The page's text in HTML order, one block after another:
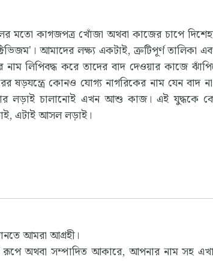
মতো কাগজপত্র খোঁজা অথবা কাজের চাপে
আমাদের লক্ষ্য একটাই, ত্রুটিপূর্ণ তালিকা
লিপিবদ্ধ করে তাদের বাদ দেওয়ার কাজে
ষড়যন্ত্রে কোনও যোগ্য নাগরিকের নাম যেন বাদ
লড়াই চালানোই এখন আশু কাজ। এই যুদ্ধকে
এটাই আসল লড়াই।
আমরা আগ্রহী।
অথবা সম্পাদিত আকারে, আপনার নাম সহ